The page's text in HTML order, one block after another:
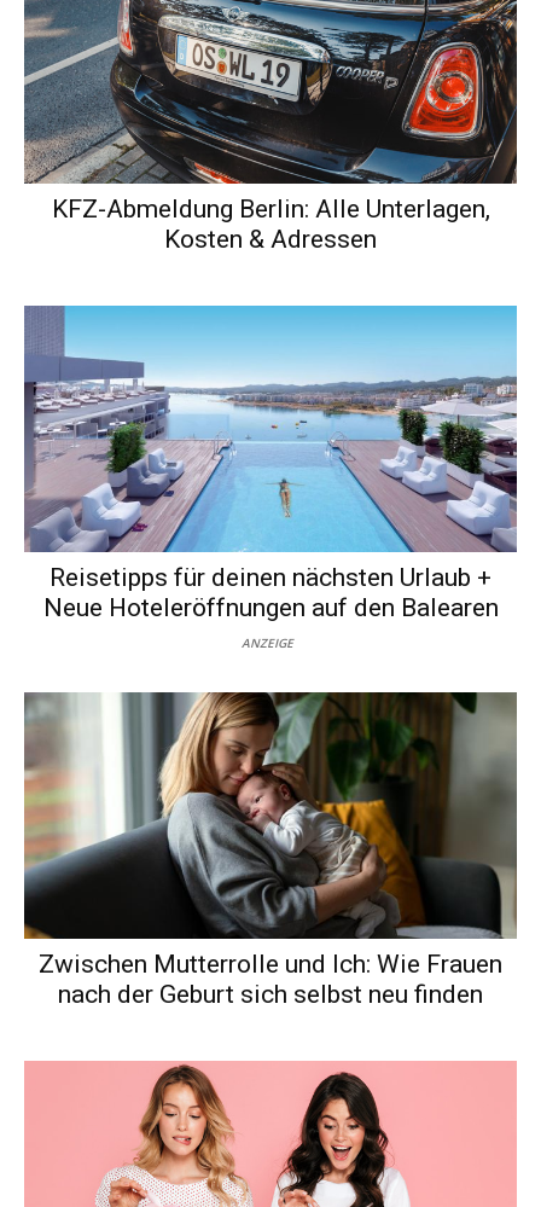
KFZ-Abmeldung Berlin: Alle Unterlagen,
Kosten & Adressen
Reisetipps für deinen nächsten Urlaub +
Neue Hoteleröffnungen auf den Balearen
ANZEIGE
Zwischen Mutterrolle und Ich: Wie Frauen
nach der Geburt sich selbst neu finden